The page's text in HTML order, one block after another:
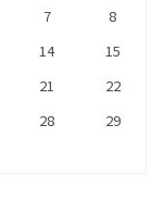
7
8
14
15
21
22
28
29